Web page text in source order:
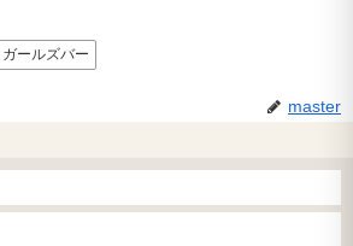
ガールズバー
master